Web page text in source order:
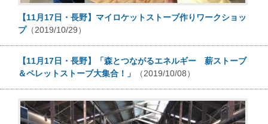
【11月17日・長野】マイロケットストーブ作りワークショッ
プ（2019/10/29）
【11月17日・長野】「森とつながるエネルギー 薪ストーブ
＆ペレットストーブ大集合！」
（2019/10/08）